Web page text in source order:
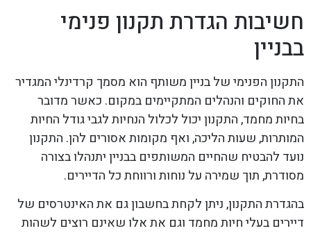
חשיבות הגדרת תקנון פנימי
בבניין
התקנון הפנימי של בניין משותף הוא מסמך קרדינלי המגדיר
את החוקים והנהלים המתקיימים במקום. כאשר מדובר
בחיות מחמד, התקנון יכול לכלול הנחיות לגבי גודל החיות
המותרות, שעות הליכה, ואף מקומות אסורים להן. התקנון
נועד להבטיח שהחיים המשותפים בבניין יתנהלו בצורה
מסודרת, תוך שמירה על נוחות ורווחת כל הדיירים.
בהגדרת התקנון, ניתן לקחת בחשבון גם את האינטרסים של
דיירים בעלי חיות מחמד וגם את אלו שאינם רוצים לשהות